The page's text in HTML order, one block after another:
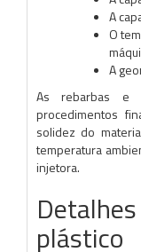
A
O
A
As rebarbas e
procedimentos
solidez do
temperatura
injetora.
plástico